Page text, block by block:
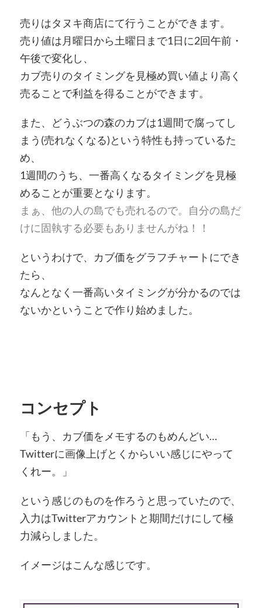
売りはタヌキ商店にて行うことができます。
売り値は月曜日から土曜日まで1日に2回午前・
午後で変化し、
カブ売りのタイミングを見極め買い値より高く
売ることで利益を得ることができます。
また、どうぶつの森のカブは1週間で腐ってし
まう(売れなくなる)という特性も持っているた
め、
1週間のうち、一番高くなるタイミングを見極
めることが重要となります。
まぁ、他の人の島でも売れるので。自分の島だ
けに固執する必要もありませんがね！！
というわけで、カブ価をグラフチャートにでき
たら、
なんとなく一番高いタイミングが分かるのでは
ないかということで作り始めました。
コンセプト
「もう、カブ価をメモするのもめんどい…
Twitterに画像上げとくからいい感じにやって
くれー。」
という感じのものを作ろうと思っていたので、
入力はTwitterアカウントと期間だけにして極
力減らしました。
イメージはこんな感じです。